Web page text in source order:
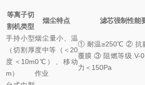
等离子切
割机类型
烟尘特点 滤芯强制性能
手持小型
（切割厚
度＜10m
m）
烟尘量小、温
度中等（＜20
0℃）、移动
作业
① 耐温≥250℃ ② 抗
覆膜 ③ 阻燃等级 V-
力＜150Pa